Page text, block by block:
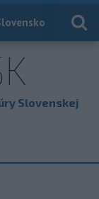
Slovenskej